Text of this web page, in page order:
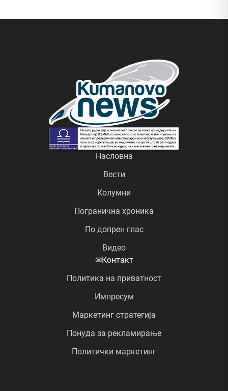
Насловна
Вести
Колумни
Погранична хроника
По допрен глас
Видео
✉Контакт
Политика на приватност
Импресум
Маркетинг стратегија
Понуда за рекламирање
Политички маркетинг